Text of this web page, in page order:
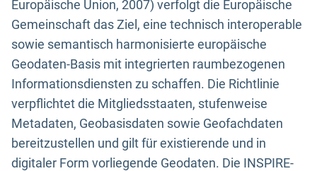
Europäische Union, 2007) verfolgt die Europäische
Gemeinschaft das Ziel, eine technisch interoperable
sowie semantisch harmonisierte europäische
Geodaten-Basis mit integrierten raumbezogenen
Informationsdiensten zu schaffen. Die Richtlinie
verpflichtet die Mitgliedsstaaten, stufenweise
Metadaten, Geobasisdaten sowie Geofachdaten
bereitzustellen und gilt für existierende und in
digitaler Form vorliegende Geodaten. Die INSPIRE-